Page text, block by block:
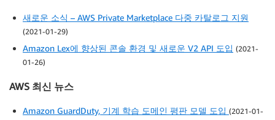
새로운 소식 – AWS Private Marketplace 다중 카탈로그 지원
(2021-01-29)
Amazon Lex에 향상된 콘솔 환경 및 새로운 V2 API 도입 (2021-
01-26)
AWS 최신 뉴스
Amazon GuardDuty, 기계 학습 도메인 평판 모델 도입 (2021-01-